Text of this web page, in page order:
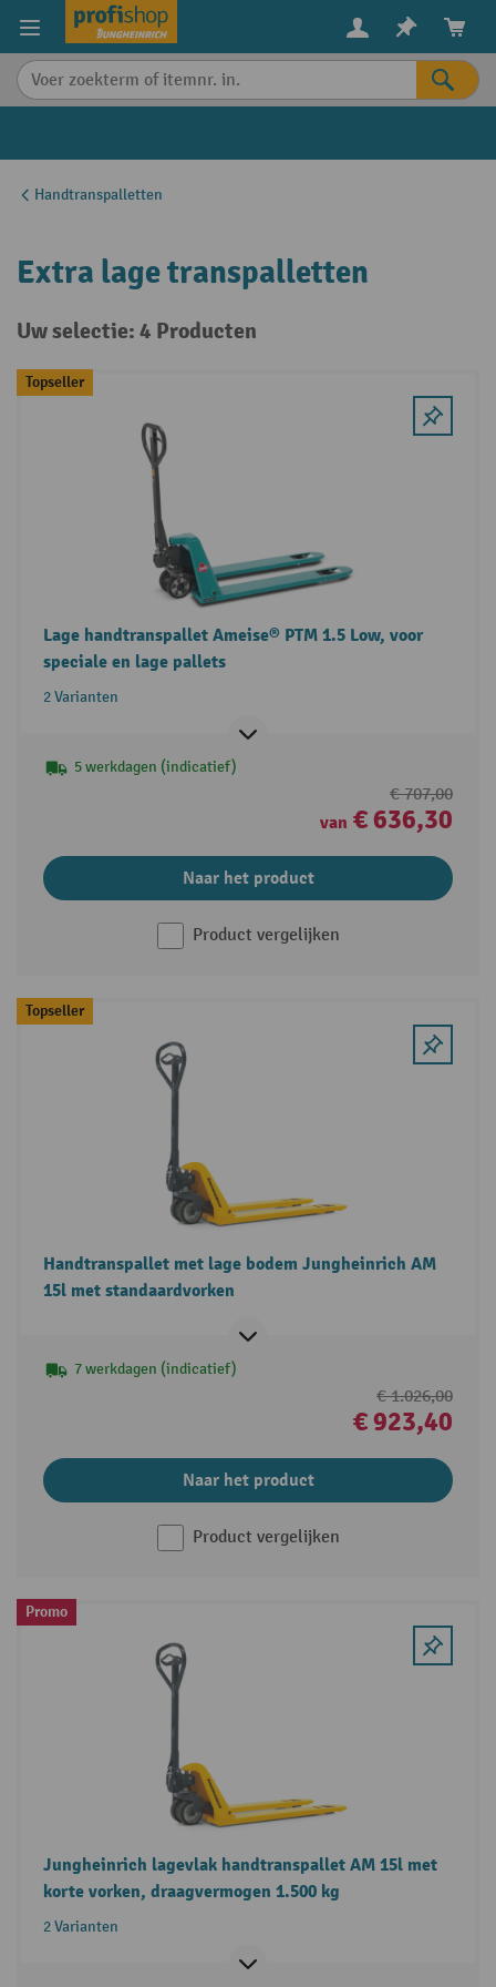
content
Handtranspalletten
Extra lage transpalletten
Uw selectie: 4 Producten
Topseller
Lage handtranspallet Ameise® PTM 1.5 Low, voor
speciale en lage pallets
2 Varianten
5 werkdagen (indicatief)
€ 707,00
van € 636,30
Naar het product
Product vergelijken
Topseller
Handtranspallet met lage bodem Jungheinrich AM
15l met standaardvorken
7 werkdagen (indicatief)
€ 1.026,00
€ 923,40
Naar het product
Product vergelijken
Promo
Jungheinrich lagevlak handtranspallet AM 15l met
korte vorken, draagvermogen 1.500 kg
2 Varianten